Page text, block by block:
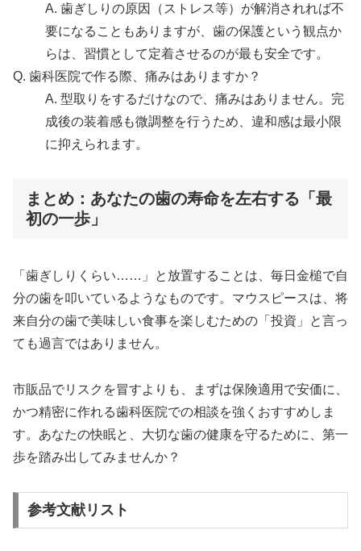
A. 歯ぎしりの原因（ストレス等）が解消されれば不
要になることもありますが、歯の保護という観点か
らは、習慣として定着させるのが最も安全です。
Q. 歯科医院で作る際、痛みはありますか？
A. 型取りをするだけなので、痛みはありません。完
成後の装着感も微調整を行うため、違和感は最小限
に抑えられます。
まとめ：あなたの歯の寿命を左右する「最
初の一歩」
「歯ぎしりくらい……」と放置することは、毎日金槌で自
分の歯を叩いているようなものです。マウスピースは、将
来自分の歯で美味しい食事を楽しむための「投資」と言っ
ても過言ではありません。
市販品でリスクを冒すよりも、まずは保険適用で安価に、
かつ精密に作れる歯科医院での相談を強くおすすめしま
す。あなたの快眠と、大切な歯の健康を守るために、第一
歩を踏み出してみませんか？
参考文献リスト